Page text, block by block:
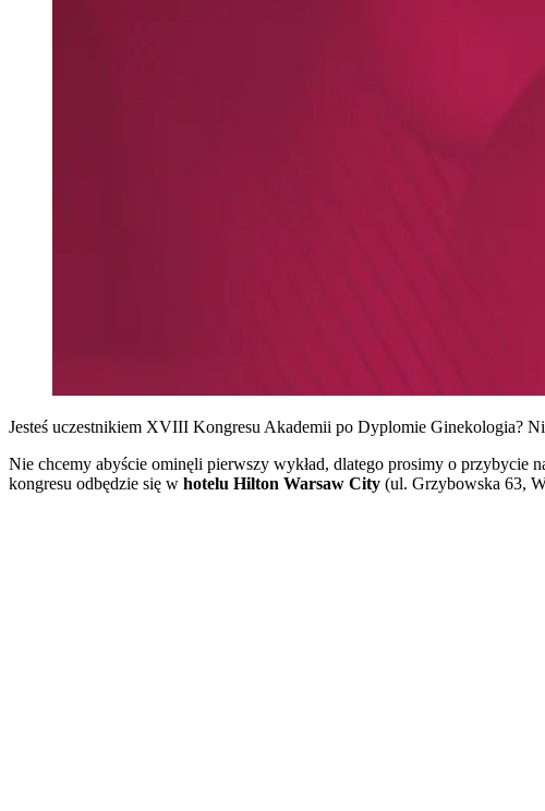
Jesteś uczestnikiem XVIII Kongresu Akademii po Dyplomie Ginekologia?
Nie chcemy abyście ominęli pierwszy wykład, dlatego prosimy o przybycie
kongresu odbędzie się w hotelu Hilton Warsaw City (ul. Grzybowska 63,